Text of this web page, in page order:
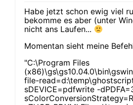
Habe jetzt schon ewig viel
bekomme es aber (unter
nicht ans Laufen...
Momentan sieht meine
"C:\Program Files
file-
sDEVICE=pdfwrite -